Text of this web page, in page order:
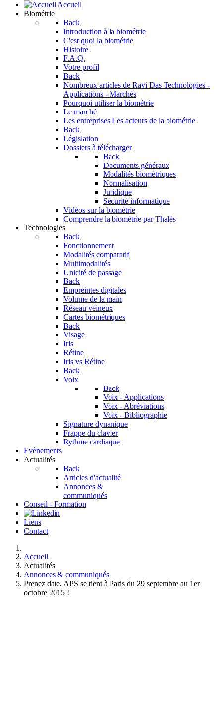
Accueil
Biométrie
Back
Introduction à la biométrie
C'est quoi la biométrie
Histoire
F.A.Q.
Votre profil
Back
Nombreux articles de Ravi Das Technologies -
Applications - Marchés
Pourquoi utiliser la biométrie
Le marché
Les entreprises Les acteurs de la biométrie
Back
Législation
Dossiers à télécharger
Back
Documents généraux
Modalités biométriques
Normalisation
Juridique
Sécurité informatique
Vidéos sur la biométrie
Comprendre la biométrie par Thalès
Technologies
Back
Fonctionnement
Modalités comparatif
Multimodalités
Unicité de passage
Back
Empreintes digitales
Volume de la main
Réseau veineux
Cartes biométriques
Back
Visage
Iris
Rétine
Iris vs Rétine
Back
Voix
Back
Voix - Applications
Voix - Abréviations
Voix - Bibliographie
Signature dynanique
Frappe du clavier
Rythme cardiaque
Evènements
Actualités
Back
Articles d'actualité
Annonces &
communiqués
Conseil - Formation
Liens
Contact
Accueil
Actualités
Annonces & communiqués
Prenez date, APS se tient à Paris du 29 septembre au 1er
octobre 2015 !